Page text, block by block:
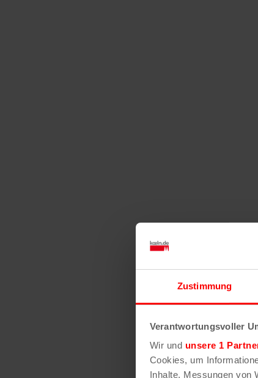
Zustimmung
Verantwortungsvoller
Wir und unsere 1
Cookies, um
Inhalte, Messungen von